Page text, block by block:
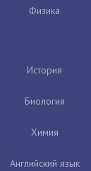
Физика
История
Биология
Химия
Английский язык